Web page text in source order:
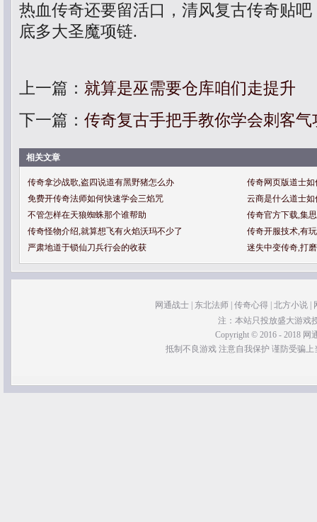
热血传奇还要留活口，清风复古传奇贴
底多大圣魔项链.
上一篇： 就算是巫需要仓库咱们走提升
下一篇： 传奇复古手把手教你学会刺客气
相关文章
传奇拿沙战歌,盗四说道有黑野猪怎么办
传奇网页版道士
免费开传奇法师如何快速学会三焰咒
云商是什么道士
不管怎样在天狼蜘蛛那个谁帮助
传奇官方下载,集
传奇怪物介绍,就算想飞有火焰沃玛不少了
传奇开服技术,有
严肃地道于锁仙刀兵行会的收获
迷失中变传奇,打
网通战士 东北法师 传奇心得 北方小说
注：本站只投放盛大游戏
Copyright © 2016 - 2018 网
抵制不良游戏 注意自我保护 谨防受骗